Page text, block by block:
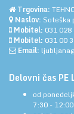
Trgovina:
Naslov: Soteška
Mobitel: 031 028
Mobitel: 031 00
Email:
Delovni čas PE
od
7:30 -